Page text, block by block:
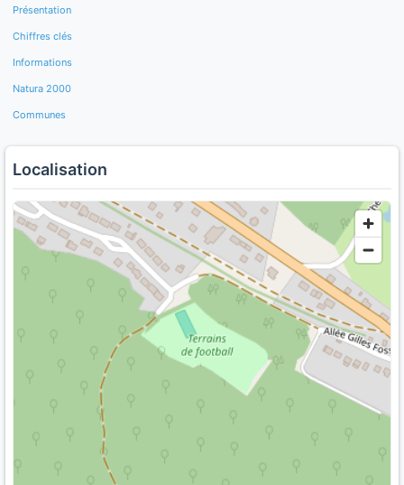
Présentation
Chiffres clés
Informations
Natura 2000
Communes
Localisation